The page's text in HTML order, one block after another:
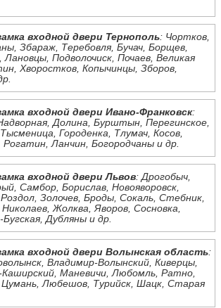
входной двери Тернополь: Чортков,
Збараж, Теребовля, Бучач, Борщев,
Подволочиск, Почаев, Великая
Хворостков, Копычинцы, Зборов,
входной двери Ивано-Франковск:
Долина, Бурштын, Перегинское,
Городенка, Тлумач, Косов,
Ланчин, Богородчаны и др.
входной двери Львов: Дрогобыч,
Самбор, Борислав, Новояворовск,
Золочев, Броды, Сокаль, Стебник,
Жолква, Яворов, Сосновка,
Дубляны и др.
входной двери Волынская область:
Владимир-Волынский, Киверцы,
Маневичи, Любомль, Ратно,
Цумань, Любешов, Турийск, Шацк, Старая